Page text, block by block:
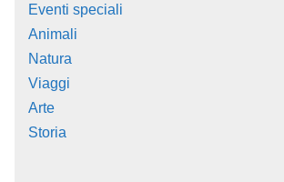
Eventi speciali
Animali
Natura
Viaggi
Arte
Storia